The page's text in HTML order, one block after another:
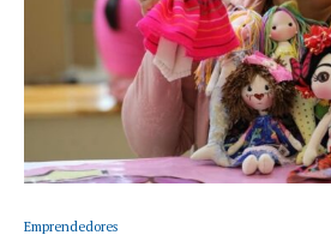
Emprendedores